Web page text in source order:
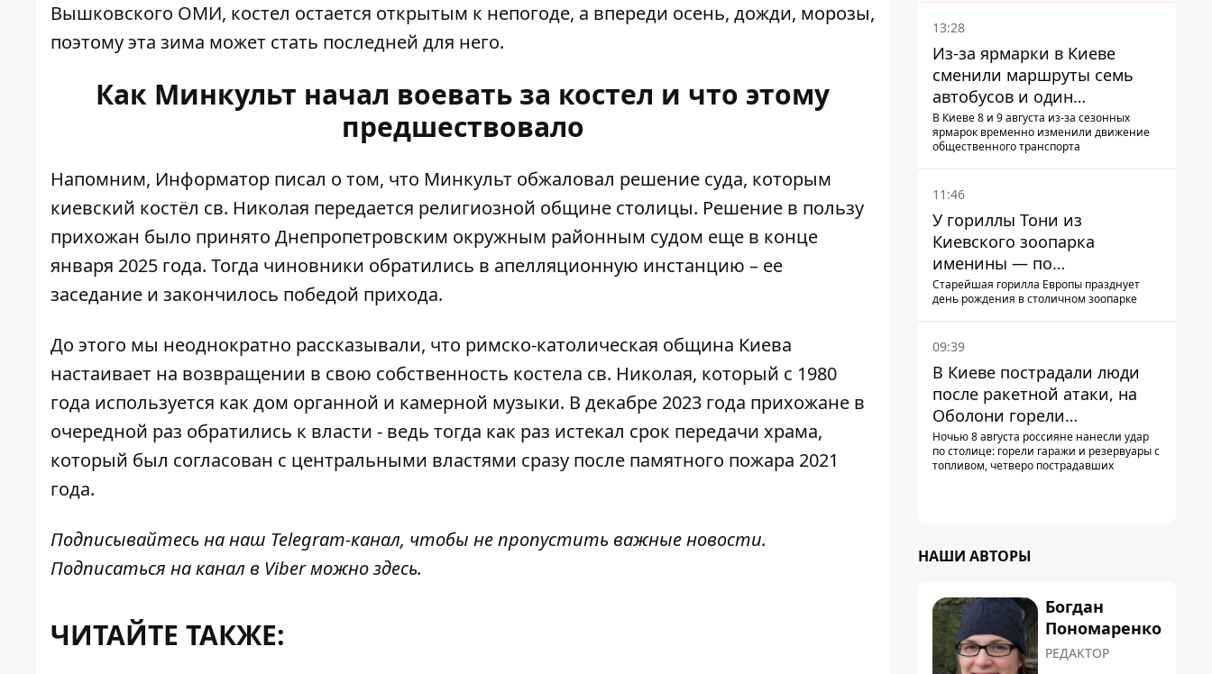
Вышковского ОМИ, костел остается открытым к непогоде, а впереди осень, дожди, морозы,
поэтому эта зима может стать последней для него.
Как Минкульт начал воевать за костел и что этому
предшествовало
Напомним, Информатор писал о том, что Минкульт обжаловал решение суда, которым
киевский костёл св. Николая передается религиозной общине столицы. Решение в пользу
прихожан было принято Днепропетровским окружным районным судом еще в конце
января 2025 года. Тогда чиновники обратились в апелляционную инстанцию ​​– ее
заседание и закончилось победой прихода.
До этого мы неоднократно рассказывали, что римско-католическая община Киева
настаивает на возвращении в свою собственность костела св. Николая, который с 1980
года используется как дом органной и камерной музыки. В декабре 2023 года прихожане в
очередной раз обратились к власти - ведь тогда как раз истекал срок передачи храма,
который был согласован с центральными властями сразу после памятного пожара 2021
года.
Подписывайтесь на наш Telegram-канал, чтобы не пропустить важные новости.
Подписаться на канал в Viber можноздесь.
ЧИТАЙТЕ ТАКЖЕ:
13:28
Из-за ярмарки в Киеве
сменили маршруты семь
автобусов и один
троллейбус
В Киеве 8 и 9 августа из-за сезонных
ярмарок временно изменили движение
общественного транспорта
11:46
У гориллы Тони из
Киевского зоопарка
именины — по
человеческим меркам ему
уже больше 90 лет
Старейшая горилла Европы празднует
день рождения в столичном зоопарке
09:39
В Киеве пострадали люди
после ракетной атаки, на
Оболони горели
резервуары с топливом
Ночью 8 августа россияне нанесли удар
по столице: горели гаражи и резервуары с
топливом, четверо пострадавших
НАШИ АВТОРЫ
Богдан
Пономаренко
РЕДАКТОР